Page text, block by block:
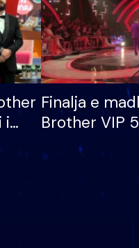
i
Finalja e
Brother VIP
banori i
dhe humb
të fituar